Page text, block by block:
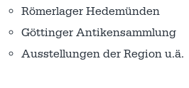
Römerlager Hedemünden
Göttinger Antikensammlung
Ausstellungen der Region u.ä.